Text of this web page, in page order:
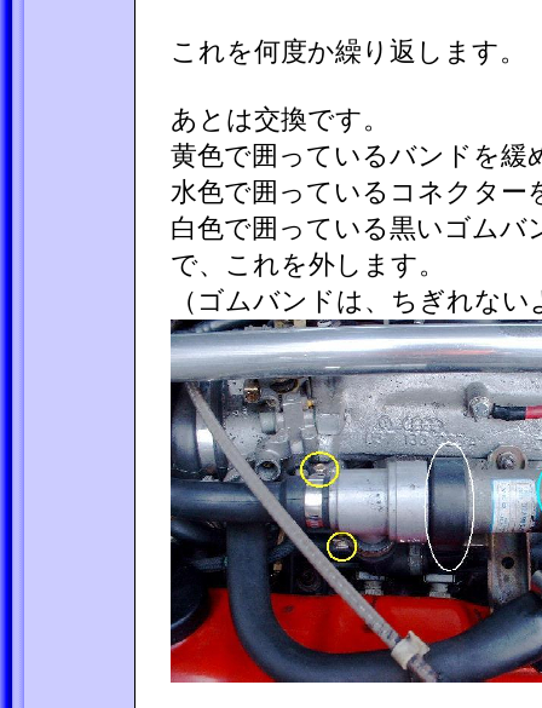
これを何度か繰り返します。
あとは交換です。
黄色で囲っているバンドを
水色で囲っているコネクター
白色で囲っている黒いゴム
で、これを外します。
（ゴムバンドは、ちぎれな